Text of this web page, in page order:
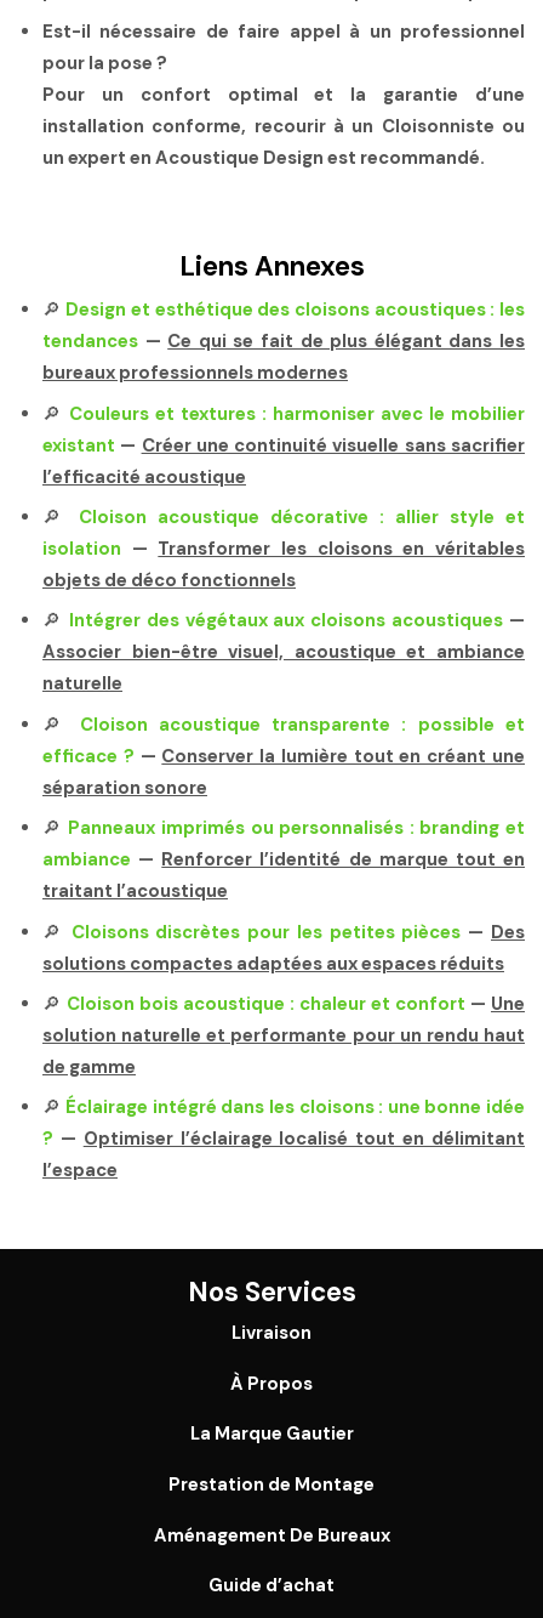
Est-il nécessaire de faire appel à un professionnel
pour la pose ?
Pour un confort optimal et la garantie d’une
installation conforme, recourir à un Cloisonniste ou
un expert en Acoustique Design est recommandé.
Liens Annexes
🔎 Design et esthétique des cloisons acoustiques : les
tendances — Ce qui se fait de plus élégant dans les
bureaux professionnels modernes
🔎 Couleurs et textures : harmoniser avec le mobilier
existant — Créer une continuité visuelle sans sacrifier
l’efficacité acoustique
🔎 Cloison acoustique décorative : allier style et
isolation — Transformer les cloisons en véritables
objets de déco fonctionnels
🔎 Intégrer des végétaux aux cloisons acoustiques —
Associer bien-être visuel, acoustique et ambiance
naturelle
🔎 Cloison acoustique transparente : possible et
efficace ? — Conserver la lumière tout en créant une
séparation sonore
🔎 Panneaux imprimés ou personnalisés : branding et
ambiance — Renforcer l’identité de marque tout en
traitant l’acoustique
🔎 Cloisons discrètes pour les petites pièces — Des
solutions compactes adaptées aux espaces réduits
🔎 Cloison bois acoustique : chaleur et confort — Une
solution naturelle et performante pour un rendu haut
de gamme
🔎 Éclairage intégré dans les cloisons : une bonne idée
? — Optimiser l’éclairage localisé tout en délimitant
l’espace
Nos Services
Livraison
À Propos
La Marque Gautier
Prestation de Montage
Aménagement De Bureaux
Guide d’achat